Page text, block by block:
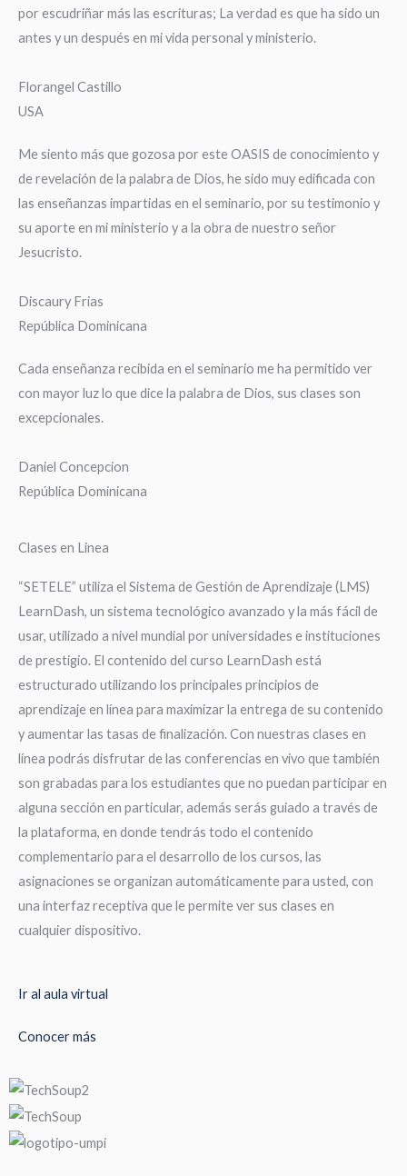
por escudriñar más las escrituras; La verdad es que ha sido un
antes y un después en mi vida personal y ministerio.
Florangel Castillo
USA
Me siento más que gozosa por este OASIS de conocimiento y
de revelación de la palabra de Dios, he sido muy edificada con
las enseñanzas impartidas en el seminario, por su testimonio y
su aporte en mi ministerio y a la obra de nuestro señor
Jesucristo.
Discaury Frias
República Dominicana
Cada enseñanza recibida en el seminario me ha permitido ver
con mayor luz lo que dice la palabra de Dios, sus clases son
excepcionales.
Daniel Concepcion
República Dominicana
Clases en Linea
“SETELE” utiliza el Sistema de Gestión de Aprendizaje (LMS)
LearnDash, un sistema tecnológico avanzado y la más fácil de
usar, utilizado a nivel mundial por universidades e instituciones
de prestigio. El contenido del curso LearnDash está
estructurado utilizando los principales principios de
aprendizaje en línea para maximizar la entrega de su contenido
y aumentar las tasas de finalización. Con nuestras clases en
línea podrás disfrutar de las conferencias en vivo que también
son grabadas para los estudiantes que no puedan participar en
alguna sección en particular, además serás guiado a través de
la plataforma, en donde tendrás todo el contenido
complementario para el desarrollo de los cursos, las
asignaciones se organizan automáticamente para usted, con
una interfaz receptiva que le permite ver sus clases en
cualquier dispositivo.
Ir al aula virtual
Conocer más